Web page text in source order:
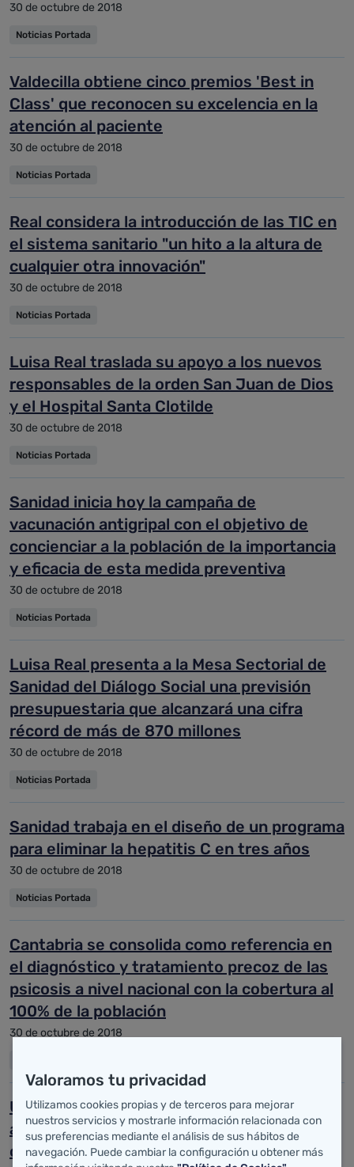
30 de octubre de 2018
Noticias Portada
Valdecilla obtiene cinco premios 'Best in
Class' que reconocen su excelencia en la
atención al paciente
30 de octubre de 2018
Noticias Portada
Real considera la introducción de las TIC en
el sistema sanitario "un hito a la altura de
cualquier otra innovación"
30 de octubre de 2018
Noticias Portada
Luisa Real traslada su apoyo a los nuevos
responsables de la orden San Juan de Dios
y el Hospital Santa Clotilde
30 de octubre de 2018
Noticias Portada
Sanidad inicia hoy la campaña de
vacunación antigripal con el objetivo de
concienciar a la población de la importancia
y eficacia de esta medida preventiva
30 de octubre de 2018
Noticias Portada
Luisa Real presenta a la Mesa Sectorial de
Sanidad del Diálogo Social una previsión
presupuestaria que alcanzará una cifra
récord de más de 870 millones
30 de octubre de 2018
Noticias Portada
Sanidad trabaja en el diseño de un programa
para eliminar la hepatitis C en tres años
30 de octubre de 2018
Noticias Portada
Cantabria se consolida como referencia en
el diagnóstico y tratamiento precoz de las
psicosis a nivel nacional con la cobertura al
100% de la población
30 de octubre de 2018
Una investigación del IDIVAL abre la puerta
a la búsqueda de dianas comunes en el
cáncer epidermoide
Valoramos tu privacidad
Utilizamos cookies propias y de terceros para mejorar
nuestros servicios y mostrarle información relacionada con
sus preferencias mediante el análisis de sus hábitos de
navegación. Puede cambiar la configuración u obtener más